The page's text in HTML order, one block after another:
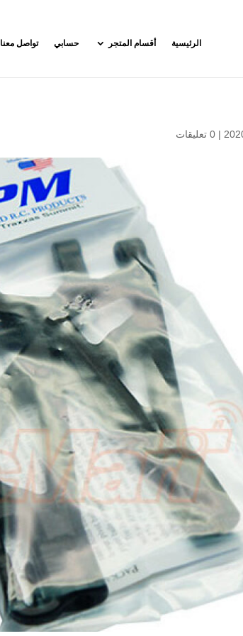
الرئيسية أقسام المتجر حسابي تواصل معنا
| 0 تعليقات